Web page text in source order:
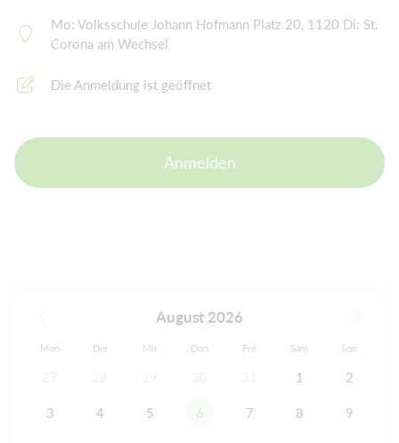
Mo: Volksschule Johann Hofmann Platz 20, 1120 Di: St.
Corona am Wechsel
Die Anmeldung ist geöffnet
Anmelden
August 2026
Mon Die Mit Don Fre Sam Son
1 2
3 4 5 6 7 8 9